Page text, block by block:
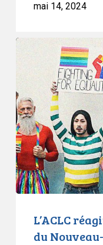
mai 14, 2024
L’ACLC
premier
ministre
du
Nouveau-
Brunswick
L’ACLC
du